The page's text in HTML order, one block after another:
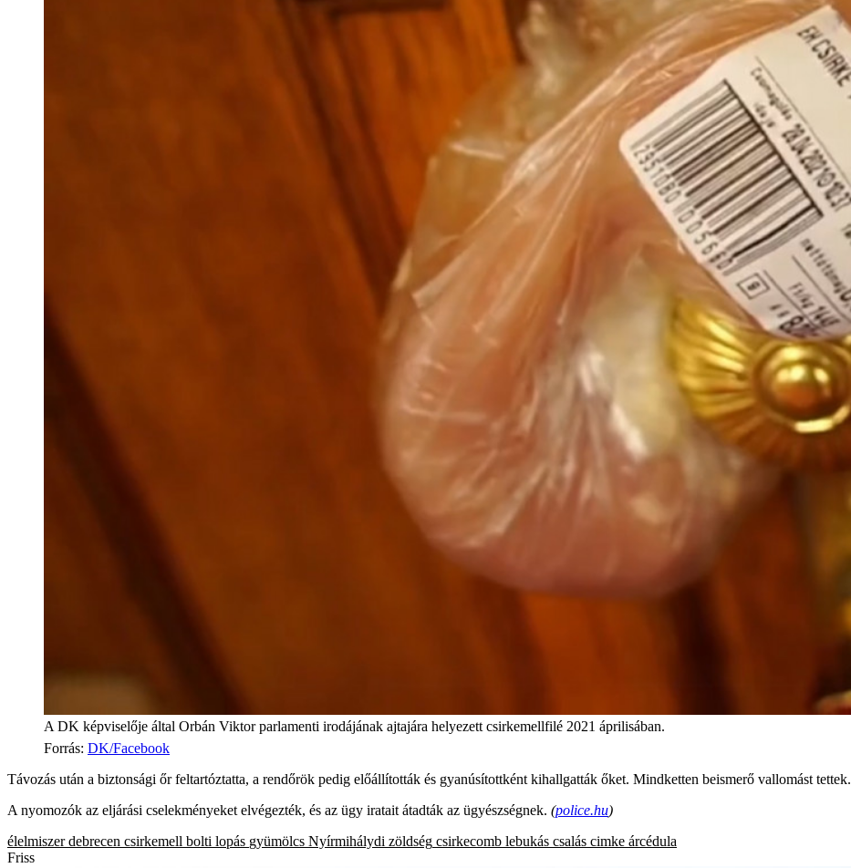
A DK képviselője által Orbán Viktor parlamenti irodájának ajtajára helyezett csirkemellfilé 2021 áprilisában.
Forrás: DK/Facebook
Távozás után a biztonsági őr feltartóztatta, a rendőrök pedig előállították és gyanúsítottként kihallgatták őket. Mindketten beismerő vallomást tettek.
A nyomozók az eljárási cselekményeket elvégezték, és az ügy iratait átadták az ügyészségnek. (police.hu)
élelmiszer debrecen csirkemell bolti lopás gyümölcs Nyírmihálydi zöldség csirkecomb lebukás csalás cimke árcédula
Friss